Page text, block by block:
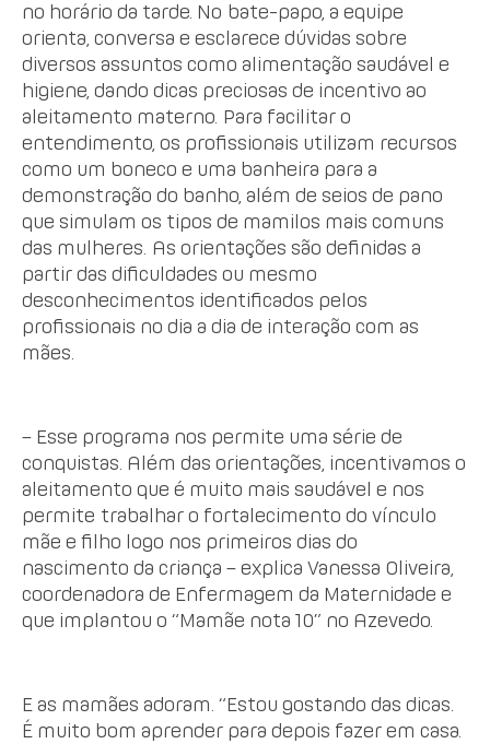
no horário da tarde. No bate-papo, a equipe
orienta, conversa e esclarece dúvidas sobre
diversos assuntos como alimentação saudável e
higiene, dando dicas preciosas de incentivo ao
aleitamento materno. Para facilitar o
entendimento, os profissionais utilizam recursos
como um boneco e uma banheira para a
demonstração do banho, além de seios de pano
que simulam os tipos de mamilos mais comuns
das mulheres. As orientações são definidas a
partir das dificuldades ou mesmo
desconhecimentos identificados pelos
profissionais no dia a dia de interação com as
mães.
– Esse programa nos permite uma série de
conquistas. Além das orientações, incentivamos o
aleitamento que é muito mais saudável e nos
permite trabalhar o fortalecimento do vínculo
mãe e filho logo nos primeiros dias do
nascimento da criança – explica Vanessa Oliveira,
coordenadora de Enfermagem da Maternidade e
que implantou o “Mamãe nota 10” no Azevedo.
E as mamães adoram. “Estou gostando das dicas.
É muito bom aprender para depois fazer em casa.